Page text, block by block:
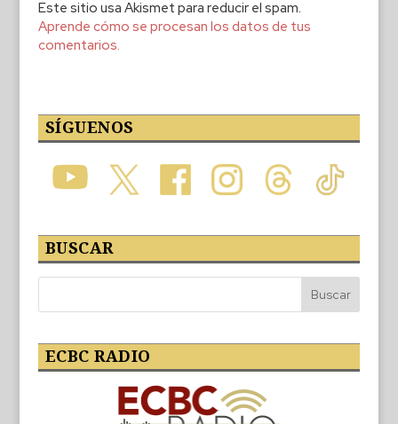
Este sitio usa Akismet para reducir el spam.
Aprende cómo se procesan los datos de tus
comentarios.
SÍGUENOS
BUSCAR
ECBC RADIO